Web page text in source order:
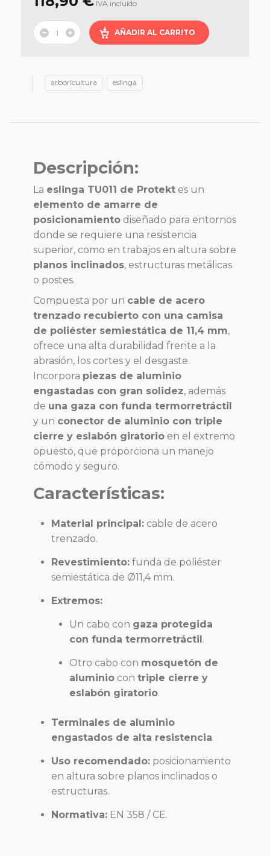
IVA incluído
AÑADIR AL CARRITO
arboricultura eslinga
Descripción:
La eslinga TU011 de Protekt es un
elemento de amarre de
posicionamiento diseñado para entornos
donde se requiere una resistencia
superior, como en trabajos en altura sobre
planos inclinados, estructuras metálicas
o postes.
Compuesta por un cable de acero
trenzado recubierto con una camisa
de poliéster semiestática de 11,4 mm,
ofrece una alta durabilidad frente a la
abrasión, los cortes y el desgaste.
Incorpora piezas de aluminio
engastadas con gran solidez, además
de una gaza con funda termorretráctil
y un conector de aluminio con triple
cierre y eslabón giratorio en el extremo
opuesto, que proporciona un manejo
cómodo y seguro.
Características:
Material principal: cable de acero
trenzado.
Revestimiento: funda de poliéster
semiestática de Ø11,4 mm.
Extremos:
Un cabo con gaza protegida
con funda termorretráctil .
Otro cabo con mosquetón de
aluminio con triple cierre y
eslabón giratorio.
Terminales de aluminio
engastados de alta resistencia.
Uso recomendado: posicionamiento
en altura sobre planos inclinados o
estructuras.
Normativa: EN 358 / CE.